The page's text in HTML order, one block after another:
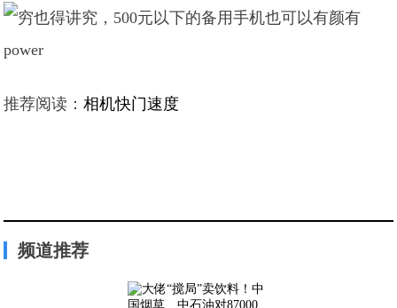
推荐阅读：相机快门速度
频道推荐